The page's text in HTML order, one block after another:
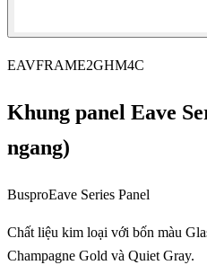
EAVFRAME2GHM4C
Khung panel Eave
ngang)
BusproEave Series Panel
Chất liệu kim loại với bốn màu
Champagne Gold và Quiet Gray.